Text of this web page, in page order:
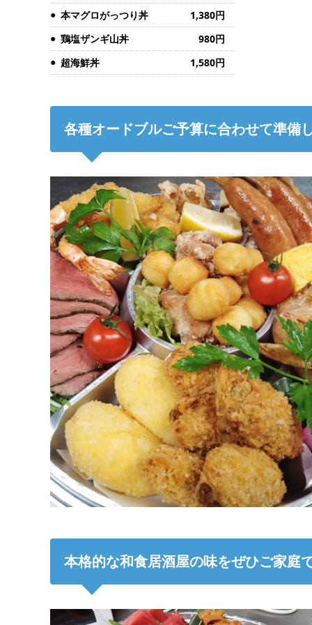
本マグロがっつり丼
1,380円
鶏塩ザンギ山丼
980円
超海鮮丼
1,580円
各種オードブルご予算に合わせて準備
本格的な和食居酒屋の味をぜひご家庭